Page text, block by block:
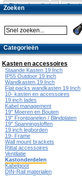
Elektra installatie
Zoeken
Categorieën
Kasten en accessoires
Staande Kasten 19 Inch
IP55 Outdoor 19 inch
Wandkasten 19 Inch
Flat packs wandkasten 19 Inch
10- kasten en accessoires
19 inch lades
Kabel management
19" Moeren en Bouten
19" Frontpanelen / Blindplaten
19" Spanningsloffen
19 inch legborden
19- Frame
Wall mount brackets
Rittal accessoires
Ventilatie
Kastonderdelen
Kabelgoot
DIN-Rail materialen